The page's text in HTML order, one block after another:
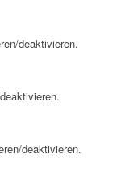
deaktivieren.
deaktivieren.